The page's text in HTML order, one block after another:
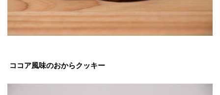
ココア風味のおからクッキー